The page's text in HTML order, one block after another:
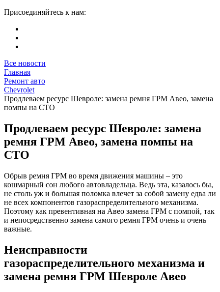
Присоединяйтесь к нам:
Все новости
Главная
Ремонт авто
Chevrolet
Продлеваем ресурс Шевроле: замена ремня ГРМ Авео, замена
помпы на СТО
Продлеваем ресурс Шевроле: замена
ремня ГРМ Авео, замена помпы на
СТО
Обрыв ремня ГРМ во время движения машины – это
кошмарный сон любого автовладельца. Ведь эта, казалось бы,
не столь уж и большая поломка влечет за собой замену едва ли
не всех компонентов газораспределительного механизма.
Поэтому как превентивная на Авео замена ГРМ с помпой, так
и непосредственно замена самого ремня ГРМ очень и очень
важные.
Неисправности
газораспределительного механизма и
замена ремня ГРМ Шевроле Авео